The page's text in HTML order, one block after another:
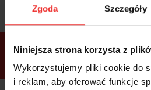
Zgoda Szczegóły
Niniejsza strona korzysta z
Wykorzystujemy pliki cookie do
i reklam, aby oferować funkcje
Sprawdź bonusyi
ramach
pakietów
VIP